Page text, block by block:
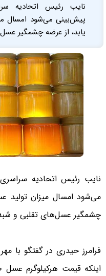
نایب رئیس اتحادیه
پیش‌بینی می‌شود امسال
یابد، از عرضه چشمگیر
نایب رئیس اتحادیه سراسری
می‌شود امسال میزان تولید
چشمگیر عسل‌های تقلبی و شبه
فرامرز حیدری در گفتگو با